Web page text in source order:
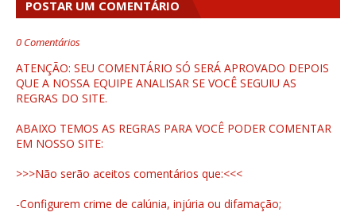
POSTAR UM COMENTÁRIO
0 Comentários
ATENÇÃO: SEU COMENTÁRIO SÓ SERÁ APROVADO DEPOIS
QUE A NOSSA EQUIPE ANALISAR SE VOCÊ SEGUIU AS
REGRAS DO SITE.
ABAIXO TEMOS AS REGRAS PARA VOCÊ PODER COMENTAR
EM NOSSO SITE:
>>>Não serão aceitos comentários que:<<<
-Configurem crime de calúnia, injúria ou difamação;